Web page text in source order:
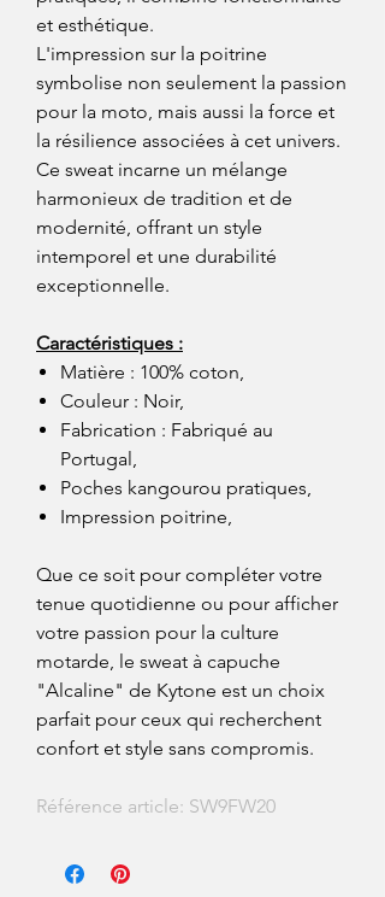
et esthétique.
L'impression sur la poitrine
symbolise non seulement la passion
pour la moto, mais aussi la force et
la résilience associées à cet univers.
Ce sweat incarne un mélange
harmonieux de tradition et de
modernité, offrant un style
intemporel et une durabilité
exceptionnelle.
Caractéristiques :
Matière : 100% coton,
Couleur : Noir,
Fabrication : Fabriqué au
Portugal,
Poches kangourou pratiques,
Impression poitrine,
Que ce soit pour compléter votre
tenue quotidienne ou pour afficher
votre passion pour la culture
motarde, le sweat à capuche
"Alcaline" de Kytone est un choix
parfait pour ceux qui recherchent
confort et style sans compromis.
Référence article: SW9FW20